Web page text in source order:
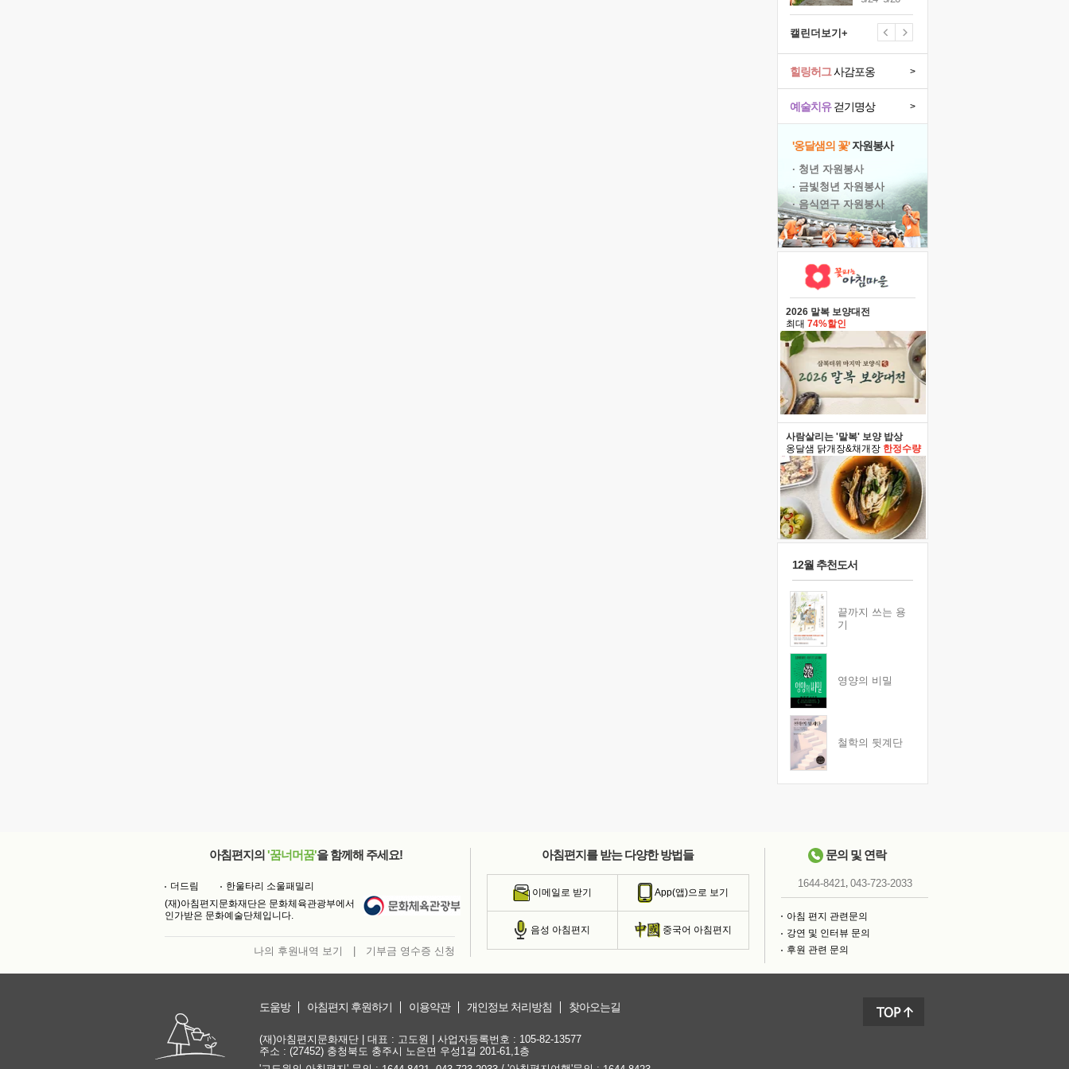
캘린더보기+
예술치유걷기명상 >
힐링허그사감포옹 >
'옹달샘의 꽃'자원봉사
· 청년 자원봉사
· 금빛청년 자원봉사
· 음식연구 자원봉사
2026 말복 보양대전
최대 74%할인
사람살리는 '말복' 보양 밥상
옹달샘 닭개장&채개장 한정수량
12월 추천도서
끝까지 쓰는 용
기
영양의 비밀
철학의 뒷계단
아침편지의 '꿈너머꿈'을 함께해 주세요!
더드림
한울타리 소울패밀리
(재)아침편지문화재단은 문화체육관광부에서
인가받은 문화예술단체입니다.
나의 후원내역 보기 기부금 영수증 신청
아침편지를 받는 다양한 방법들
이메일로 받기 App(앱)으로 보기
음성 아침편지 중국어 아침편지
문의 및 연락
1644-8421, 043-723-2033
아침 편지 관련문의
강연 및 인터뷰 문의
후원 관련 문의
도움방 아침편지 후원하기 이용약관 개인정보 처리방침 찾아오는길
(재)아침편지문화재단 | 대표 : 고도원 | 사업자등록번호 : 105-82-13577
주소 : (27452) 충청북도 충주시 노은면 우성1길 201-61,1층